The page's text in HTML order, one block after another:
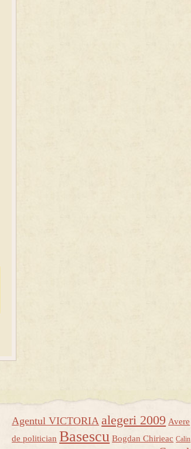
Agentul VICTORIA alegeri 2009 Avere
de politician Basescu Bogdan Chirieac Calin